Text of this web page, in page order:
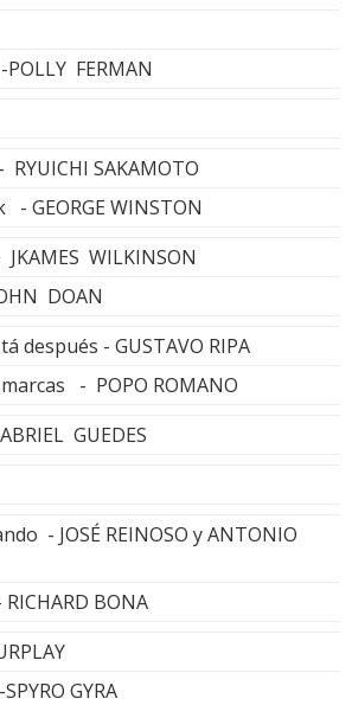
FERMAN
SAKAMOTO
- GEORGE WINSTON
WILKINSON
DOAN
después - GUSTAVO RIPA
- POPO ROMANO
GUEDES
- JOSÉ REINOSO y ANTONIO
BONA
GYRA